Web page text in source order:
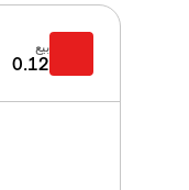
بيع
0.12